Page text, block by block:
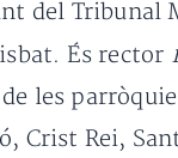
del Tribunal
És rector
les
Crist Rei,